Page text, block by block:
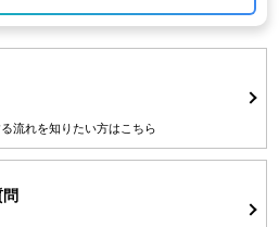
流れを知りたい方はこちら